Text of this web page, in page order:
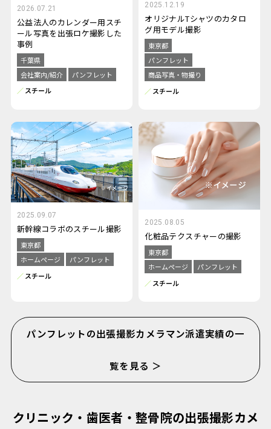
2026.07.21
公益法人のカレンダー用スチ
ール写真を出張ロケ撮影した
事例
千葉県
会社案内/紹介
パンフレット
スチール
2025.12.19
オリジナルTシャツのカタロ
グ用モデル撮影
東京都
パンフレット
商品写真・物撮り
スチール
2025.09.07
新幹線コラボのスチール撮影
東京都
ホームページ
パンフレット
スチール
2025.08.05
化粧品テクスチャーの撮影
東京都
ホームページ
パンフレット
スチール
パンフレットの出張撮影カメラマン派遣実績の一
覧を見る ＞
クリニック・歯医者・整骨院の出張撮影カメ